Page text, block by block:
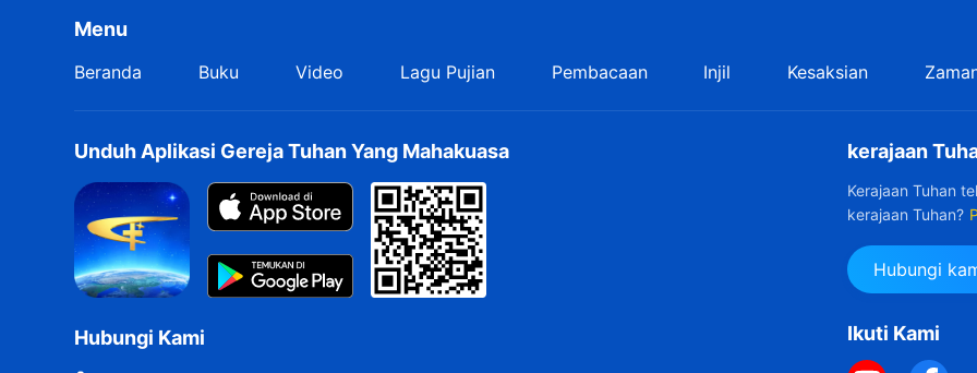
Menu
Beranda Buku Video Lagu Pujian Pembacaan Injil Kesaksian
Unduh Aplikasi Gereja Tuhan Yang Mahakuasa
Hubungi Kami
kerajaan
Kerajaan Tuhan
kerajaan Tuhan?
Hubungi
Ikuti Kami